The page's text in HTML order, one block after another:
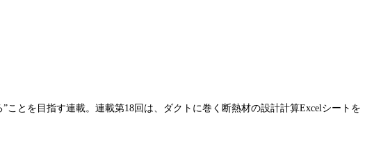
とを目指す連載。連載第18回は、ダクトに巻く断熱材の設計計算Excelシートを